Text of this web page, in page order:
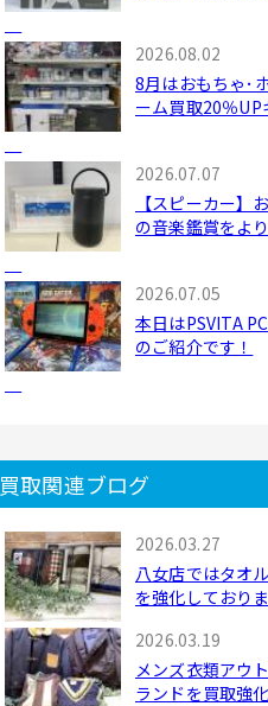
2026.08.02
8月はおもちゃ･
ーム買取20％UP
2026.07.07
【スピーカー】
の音楽鑑賞をよ
2026.07.05
本日はPSVITA
のご紹介です！
買取関連ブログ
2026.03.27
八女店ではタオ
を強化しておりま
2026.03.19
メンズ衣類アウ
ランドを買取強